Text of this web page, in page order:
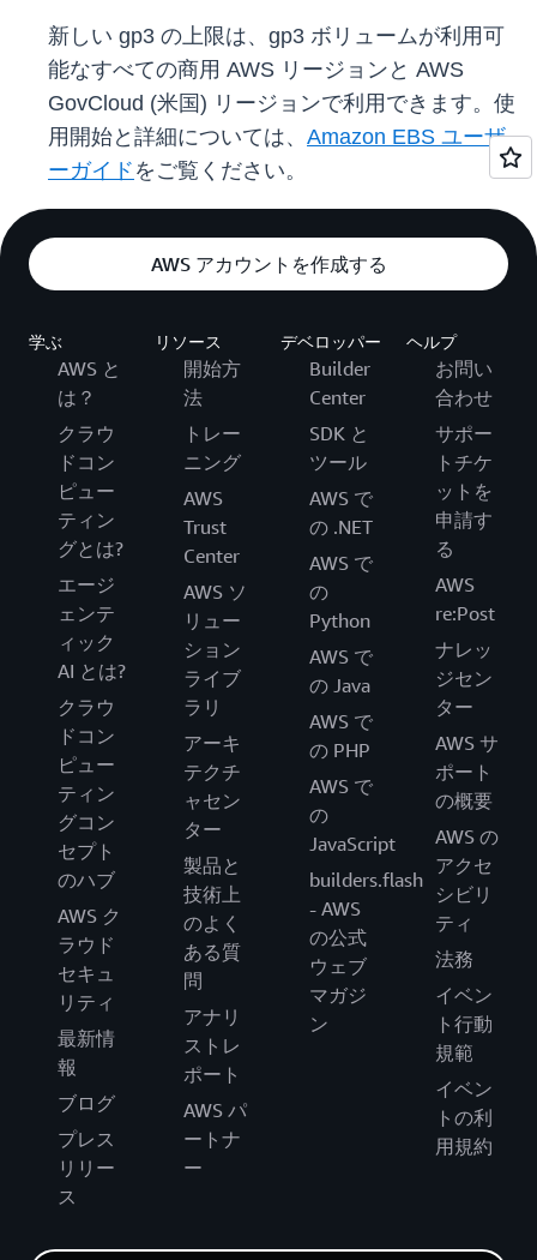
新しい gp3 の上限は、gp3 ボリュームが利用可
能なすべての商用 AWS リージョンと AWS
GovCloud (米国) リージョンで利用できます。使
用開始と詳細については、 Amazon EBS ユーザ
ーガイド をご覧ください。
AWS アカウントを作成する
学ぶ
AWS と
は？
クラウ
ドコン
ピュー
ティン
グとは?
エージ
ェンテ
ィック
AI とは?
クラウ
ドコン
ピュー
ティン
グコン
セプト
のハブ
AWS ク
ラウド
セキュ
リティ
最新情
報
ブログ
プレス
リリー
ス
リソース
開始方
法
トレー
ニング
AWS
Trust
Center
AWS ソ
リュー
ション
ライブ
ラリ
アーキ
テクチ
ャセン
ター
製品と
技術上
のよく
ある質
問
アナリ
ストレ
ポート
AWS パ
ートナ
ー
デベロッパー
Builder
Center
SDK と
ツール
AWS で
の .NET
AWS で
の
Python
AWS で
の Java
AWS で
の PHP
AWS で
の
JavaScript
builders.flash
- AWS
の公式
ウェブ
マガジ
ン
ヘルプ
お問い
合わせ
サポー
トチケ
ットを
申請す
る
AWS
re:Post
ナレッ
ジセン
ター
AWS サ
ポート
の概要
AWS の
アクセ
シビリ
ティ
法務
イベン
ト行動
規範
イベン
トの利
用規約